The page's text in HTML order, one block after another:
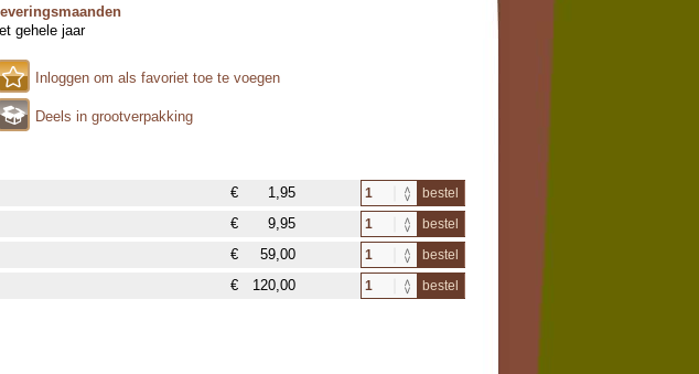
gehele jaar
Inloggen om als favoriet toe te voegen
Deels in grootverpakking
€ 1,95 bestel
€ 9,95 bestel
€ 59,00 bestel
€ 120,00 bestel